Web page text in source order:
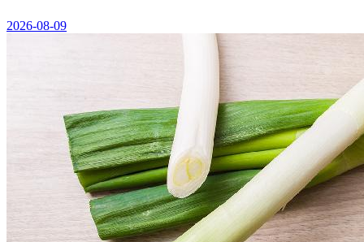
2026-08-09